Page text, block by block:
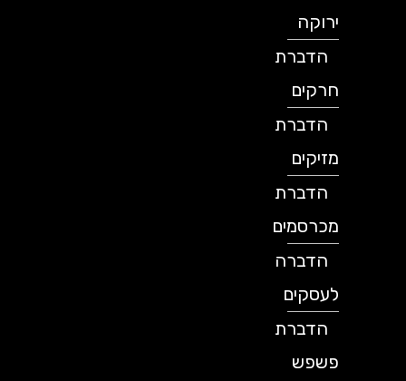
ירוקה
הדברת
חרקים
הדברת
מזיקים
הדברת
מכרסמים
הדברה
לעסקים
הדברת
פשפש